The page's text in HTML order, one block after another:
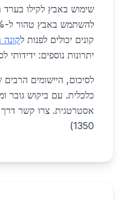
שימוש באבץ לקילו בערד
קונים יכולים לפנות ל
יתרונות נוספים: ידידותי
לסיכום, היישומים
כלכלית. עם ביקוש גובר
אסטרטגית. צרו קשר דרך
1350)